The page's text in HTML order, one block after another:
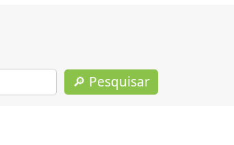
🔎 Pesquisar